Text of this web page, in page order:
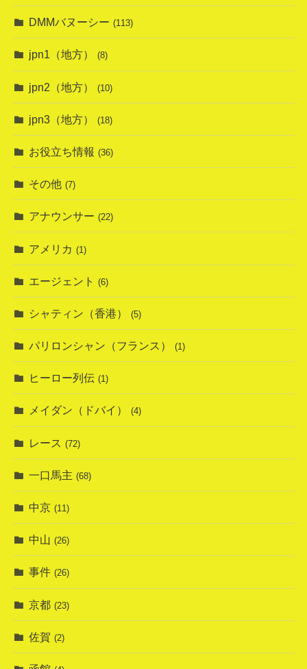
DMMバヌーシー (113)
jpn1（地方） (8)
jpn2（地方） (10)
jpn3（地方） (18)
お役立ち情報 (36)
その他 (7)
アナウンサー (22)
アメリカ (1)
エージェント (6)
シャティン（香港） (5)
パリロンシャン（フランス） (1)
ヒーロー列伝 (1)
メイダン（ドバイ） (4)
レース (72)
一口馬主 (68)
中京 (11)
中山 (26)
事件 (26)
京都 (23)
佐賀 (2)